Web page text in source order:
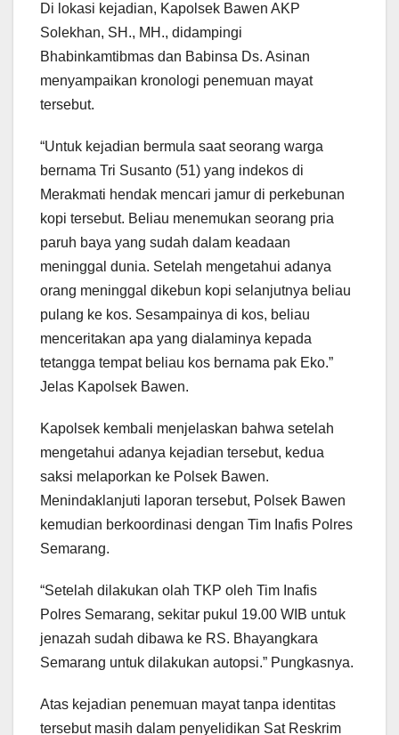
Di lokasi kejadian, Kapolsek Bawen AKP
Solekhan, SH., MH., didampingi
Bhabinkamtibmas dan Babinsa Ds. Asinan
menyampaikan kronologi penemuan mayat
tersebut.
“Untuk kejadian bermula saat seorang warga
bernama Tri Susanto (51) yang indekos di
Merakmati hendak mencari jamur di perkebunan
kopi tersebut. Beliau menemukan seorang pria
paruh baya yang sudah dalam keadaan
meninggal dunia. Setelah mengetahui adanya
orang meninggal dikebun kopi selanjutnya beliau
pulang ke kos. Sesampainya di kos, beliau
menceritakan apa yang dialaminya kepada
tetangga tempat beliau kos bernama pak Eko.”
Jelas Kapolsek Bawen.
Kapolsek kembali menjelaskan bahwa setelah
mengetahui adanya kejadian tersebut, kedua
saksi melaporkan ke Polsek Bawen.
Menindaklanjuti laporan tersebut, Polsek Bawen
kemudian berkoordinasi dengan Tim Inafis Polres
Semarang.
“Setelah dilakukan olah TKP oleh Tim Inafis
Polres Semarang, sekitar pukul 19.00 WIB untuk
jenazah sudah dibawa ke RS. Bhayangkara
Semarang untuk dilakukan autopsi.” Pungkasnya.
Atas kejadian penemuan mayat tanpa identitas
tersebut masih dalam penyelidikan Sat Reskrim